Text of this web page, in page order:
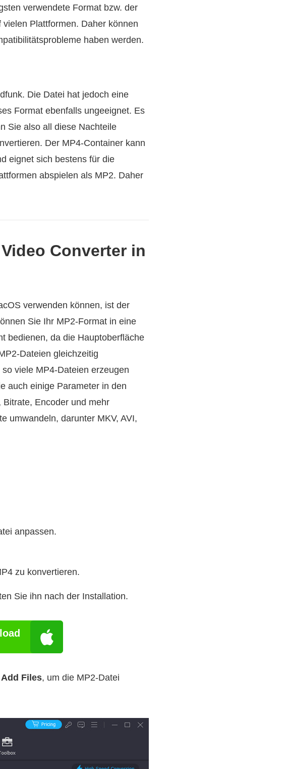
verwendete Format bzw. der
Plattformen. Daher können
haben werden.
Die Datei hat jedoch eine
Format ebenfalls ungeeignet. Es
Sie also all diese Nachteile
Der MP4-Container kann
eignet sich bestens für die
abspielen als MP2. Daher
Converter in
verwenden können, ist der
Sie Ihr MP2-Format in eine
bedienen, da die Hauptoberfläche
Dateien gleichzeitig
viele MP4-Dateien erzeugen
auch einige Parameter in den
Encoder und mehr
umwandeln, darunter MKV, AVI,
anpassen.
zu konvertieren.
Sie ihn nach der Installation.
Add Files, um die MP2-Datei